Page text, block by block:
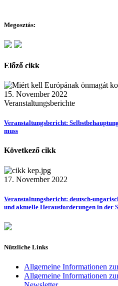
Megosztás:
Előző cikk
15. November 2022
Veranstaltungsberichte
Veranstaltungsbericht:
muss
Következő cikk
17. November 2022
Veranstaltungsbericht: deutsch-
und aktuelle Herausforderungen in der
Nützliche Links
Allgemeine Informationen
Allgemeine Informationen